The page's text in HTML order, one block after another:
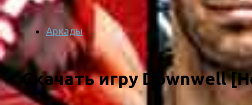
Аркады
Скачать игру Downwell